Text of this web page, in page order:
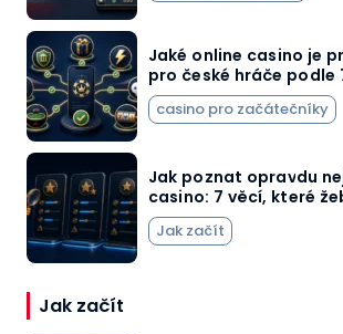
Jaké online casino je
pro české hráče podle
casino pro začátečníky
Jak poznat opravdu
casino: 7 věcí, které
Jak začít
Jak začít